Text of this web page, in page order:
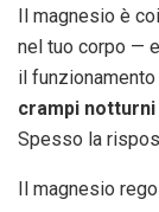
Il magnesio è
nel tuo corpo —
il
crampi notturni
Spesso la
Il magnesio